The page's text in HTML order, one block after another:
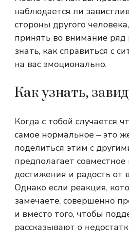
наблюдается ли
стороны другого
принять во внимание ряд
знать, как справиться с
на вас эмоционально.
Как узнать,
Когда с тобой случается
самое нормальное – это
поделиться этим с
предполагает
достижения и радость от
Однако если реакция,
замечаете, совершенно
и вместо того, чтобы
рассказывают о